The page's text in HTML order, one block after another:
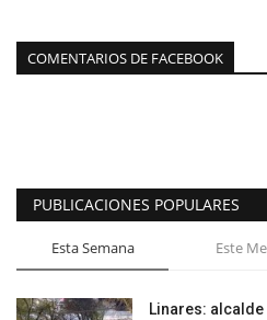
COMENTARIOS DE FACEBOOK
PUBLICACIONES POPULARES
Esta Semana Este
Linares: